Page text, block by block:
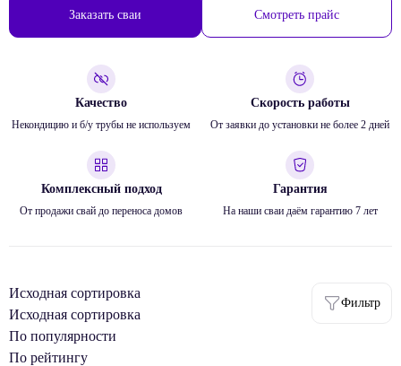
Заказать сваи Смотреть прайс
Качество
Некондицию и б/у трубы не используем
Скорость работы
От заявки до установки не более 2 дней
Комплексный подход
От продажи свай до переноса домов
Гарантия
На наши сваи даём гарантию 7 лет
Исходная сортировка
Исходная сортировка
По популярности
По рейтингу
Фильтр